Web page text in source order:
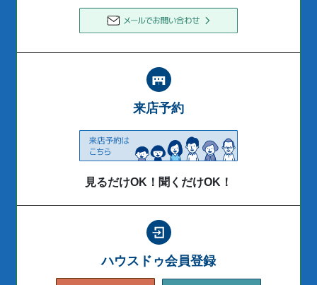
来店予約
見るだけOK！聞くだけOK！
ハウスドゥ会員登録